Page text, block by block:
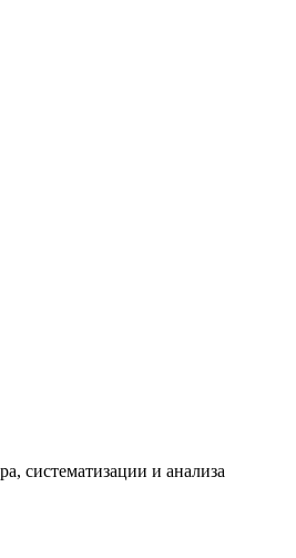
систематизации и анализа